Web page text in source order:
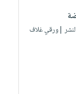
|ورقي غلاف